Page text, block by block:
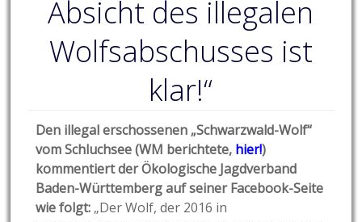
Absicht des illegalen
Wolfsabschusses ist
klar!“
Den illegal erschossenen „Schwarzwald-Wolf“
vom Schluchsee (WM berichtete, hier!)
kommentiert der Ökologische Jagdverband
Baden-Württemberg auf seiner Facebook-Seite
wie folgt: „Der Wolf, der 2016 in